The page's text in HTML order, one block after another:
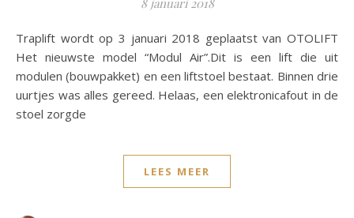
Traplift wordt op 3 januari 2018 geplaatst van OTOLIFT
Het nieuwste model “Modul Air”.Dit is een lift die uit
modulen (bouwpakket) en een liftstoel bestaat. Binnen drie
uurtjes was alles gereed. Helaas, een elektronicafout in de
stoel zorgde
LEES MEER